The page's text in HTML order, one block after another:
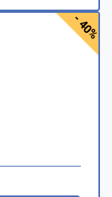
- 40%